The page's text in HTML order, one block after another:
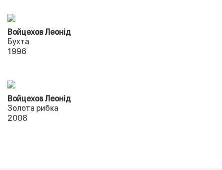
Войцехов Леонід
Бухта
1996
Войцехов Леонід
Золота рибка
2008